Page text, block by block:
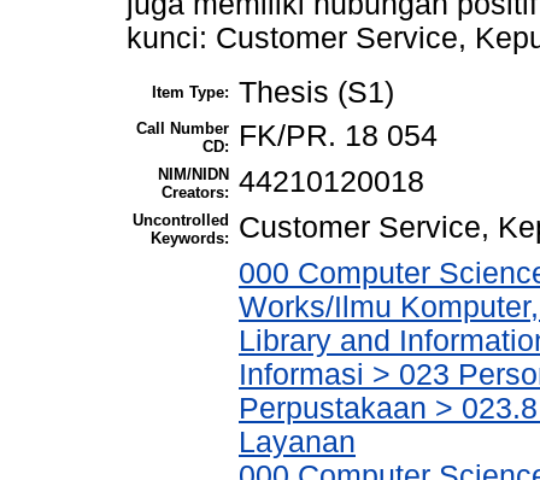
kunci: Customer Service,
Item Type: Thesis (S1)
Call Number
CD:
FK/PR. 18 054
NIM/NIDN
Creators: 44210120018
Uncontrolled
Keywords:
Customer Service,
000 Computer
Works/Ilmu
Library and
Informasi > 023
Perpustakaan >
Layanan